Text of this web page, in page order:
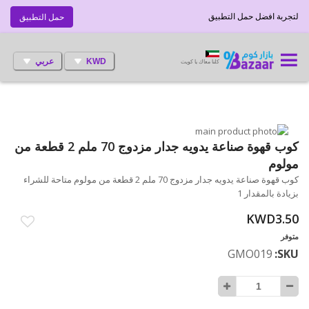
حمل التطبيق لتجربة افضل حمل التطبيق
KWD عربي كلنا معاك يا كويت
انتقل
إلى
النهاية
معرض
الصور
تخطي
إلى
بداية
معرض
الصور
كوب قهوة صناعة يدويه جدار مزدوج 70 ملم 2 قطعة من
مولوم
كوب قهوة صناعة يدويه جدار مزدوج 70 ملم 2 قطعة من مولوم متاحة للشراء
بزيادة بالمقدار 1
KWD3.50
متوفر
SKU
GMO019